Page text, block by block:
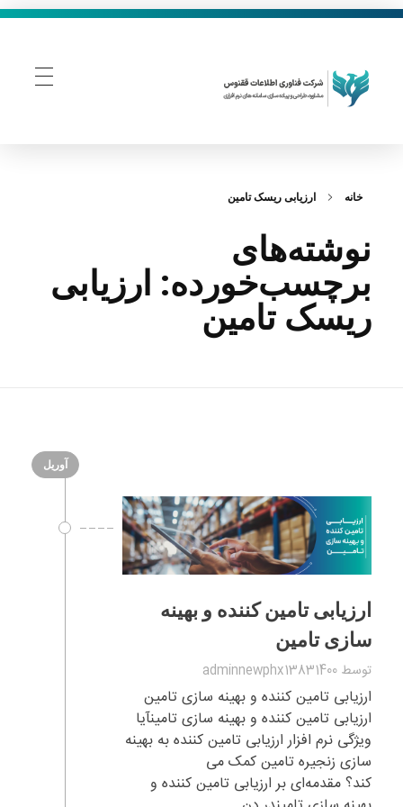
خانه ارزیابی ریسک تامین
نوشته‌های
برچسب‌خورده: ارزیابی
ریسک تامین
آوریل
ارزیابی تامین کننده و بهینه
سازی تامین
توسط adminnewphx13831400
ارزیابی تامین کننده و بهینه سازی تامین
ارزیابی تامین کننده و بهینه سازی تامینآیا
ویژگی نرم افزار ارزیابی تامین کننده به بهینه
سازی زنجیره تامین کمک می
کند؟ مقدمه‌ای بر ارزیابی تامین کننده و